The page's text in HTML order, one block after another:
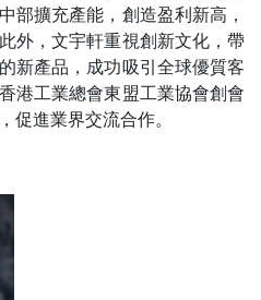
部擴充產能，創造盈利新高，
外，文宇軒重視創新文化，帶
新產品，成功吸引全球優質客
港工業總會東盟工業協會創會
促進業界交流合作。